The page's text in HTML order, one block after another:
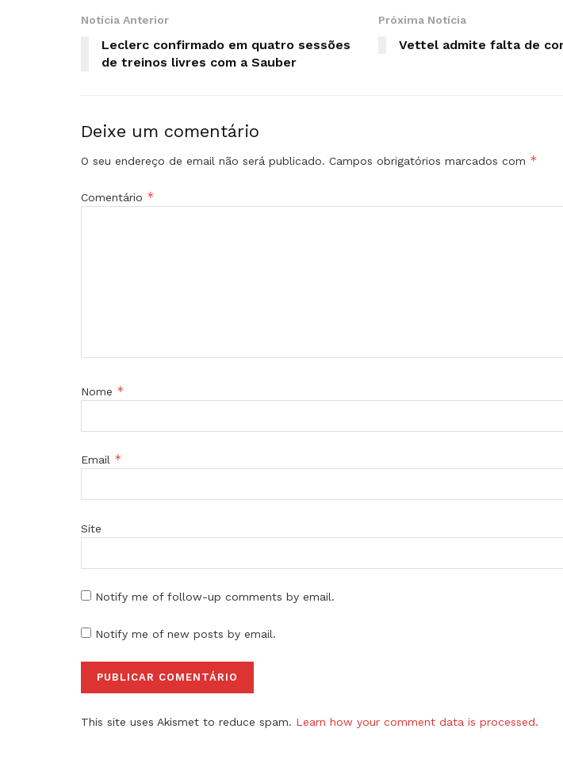
Notícia Anterior
Leclerc confirmado em quatro sessões
de treinos livres com a Sauber
Próxima Notícia
Vettel admite falta de
Deixe um comentário
O seu endereço de email não será publicado. Campos obrigatórios marcados com *
Comentário *
Nome *
Email *
Site
Notify me of follow-up comments by email.
Notify me of new posts by email.
This site uses Akismet to reduce spam. Learn how your comment data is processed.